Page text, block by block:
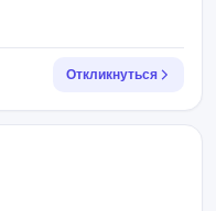
Откликнуться